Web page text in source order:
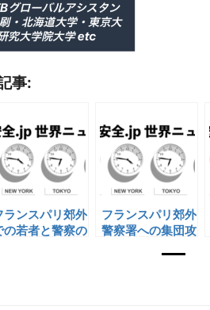
事:
ランスパリ郊外
の若者と警察の
フランスパリ郊外
警察署への集団攻